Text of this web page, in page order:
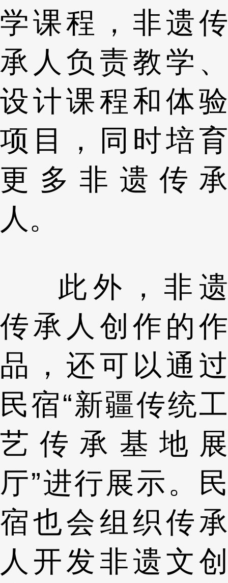
学课程，非遗传
承人负责教学、
设计课程和体验
项目，同时培育
更多非遗传承
人。
此外，非遗
传承人创作的作
品，还可以通过
民宿“新疆传统工
艺传承基地展
厅”进行展示。民
宿也会组织传承
人开发非遗文创